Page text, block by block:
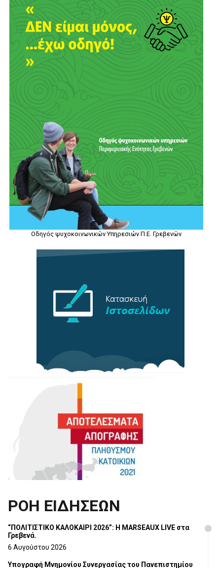
Οδηγός ψυχοκοινωνικών Υπηρεσιών Π.Ε. Γρεβενών
ΡΟΗ ΕΙΔΗΣΕΩΝ
“ΠΟΛΙΤΙΣΤΙΚΟ ΚΑΛΟΚΑΙΡΙ 2026”: Η MARSEAUX LIVE στα
Γρεβενά.
6 Αυγούστου 2026
Υπογραφή Μνημονίου Συνεργασίας του Πανεπιστημίου